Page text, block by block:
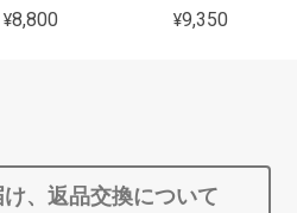
¥8,800 ¥9,350
、返品交換について